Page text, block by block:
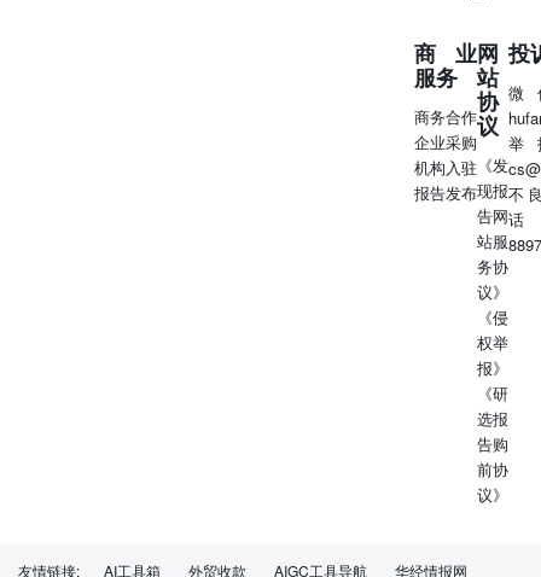
定，美国政府将在企业自愿参与的基础上，在前沿模型的尖
端人工智能工具发布前获得权限。行政令还将设立网络安全
信息共享中心，负责协调软件漏洞。政府机构还将制定机密
基准，以评估人工智能模型的网络能力。这项政策强调开发
者的自愿参与。 ◆交易员对人民币的看涨情绪升至15年来
最高看好国际化与估值优势：交易员加大对人民币未来一年
走强的押注，认为人民币国际化程度提升以及具有吸引力的
估值，将帮助人民币渡过短期波动。人民币今年以来兑美元
已上涨逾3%。一年期美元-人民币风险逆转指标报0.37%，
反映出市场对离岸人民币进一步上涨持乐观态度。离岸人民
币兑美元报6.76左右，接近逾三年来最强水平。交易员预计
到年底人民币兑美元将进一步升向6.5。 ◆高盛认为美国柴
油库存降至2003年以来最低8月恐面临供应危机：高盛全球
大宗商品研究联席主管表示，如果美国商业柴油库存继续下
滑，到今年8月库存水平恐将触及仅够维持20天的关键临界
点。目前柴油库存已降至2003年以来的最低水平。美国柴油
供应量仅够维持约28天。柴油燃料价格已大幅飙升。布伦特
◆SpaceX据悉计划最早于周三确定首次公开募股条款：据
商业
服务
商务合作
企业采购
机构入驻
报告发布
网
站
协
议
《发
现报
告网
站服
务协
议》
《侵
权举
报》
《研
选报
告购
前协
议》
投
微
举
不
友情链接: AI工具箱 外贸收款 AIGC工具导航 华经情报网